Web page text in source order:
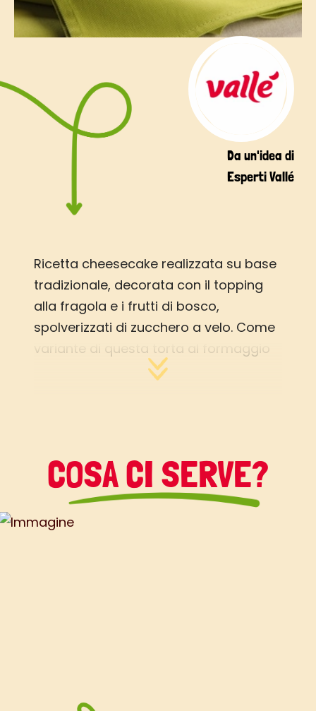
Da un'idea di
Esperti Vallé
Ricetta cheesecake realizzata su base
tradizionale, decorata con il topping
alla fragola e i frutti di bosco,
spolverizzati di zucchero a velo. Come
variante di questa torta al formaggio
si possono aggiungere gocce di
COSA CI SERVE?